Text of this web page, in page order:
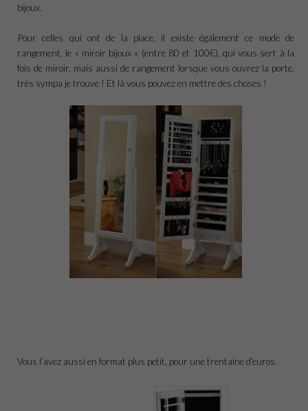
bijoux.
Pour celles qui ont de la place, il existe également ce mode de
rangement, le « miroir bijoux » (entre 80 et 100€), qui vous sert à la
fois de miroir, mais aussi de rangement lorsque vous ouvrez la porte,
très sympa je trouve ! Et là vous pouvez en mettre des choses !
Vous l’avez aussi en format plus petit, pour une trentaine d’euros.